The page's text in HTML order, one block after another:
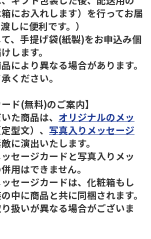
にお入れします）を行ってお届
しに便利です。）
、手提げ袋(紙製)をお申込み個
します。
により異なる場合があります。
ください。
ド(無料)のご案内】
た商品は、 オリジナルのメッ
定型文）、 写真入りメッセージ
に演出いたします。
セージカードと写真入りメッ
用はできません。
セージカードは、化粧箱もし
中に商品と共に同梱されます。
り扱いが異なる場合がございま